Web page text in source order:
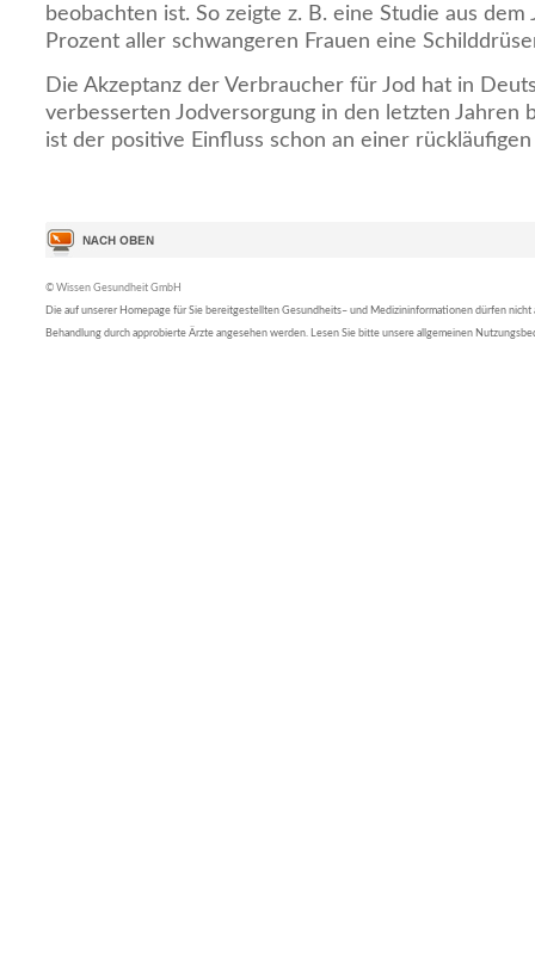
beobachten ist. So zeigte z. B. eine Studie aus dem
Prozent aller schwangeren Frauen eine
Die Akzeptanz der Verbraucher für Jod hat in
verbesserten Jodversorgung in den letzten Jahren
ist der positive Einfluss schon an einer
© Wissen Gesundheit GmbH
Die auf unserer Homepage für Sie bereitgestellten Gesundheits– und Medizininformationen dürfen nicht
Behandlung durch approbierte Ärzte angesehen werden. Lesen Sie bitte unsere allgemeinen